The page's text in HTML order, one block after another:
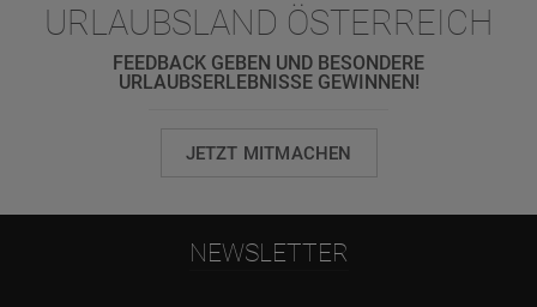
URLAUBSLAND ÖSTERREICH
FEEDBACK GEBEN UND BESONDERE
URLAUBSERLEBNISSE GEWINNEN!
JETZT MITMACHEN
NEWSLETTER